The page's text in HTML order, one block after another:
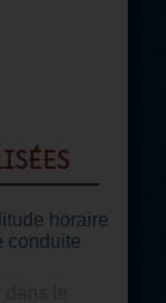
horaire
conduite